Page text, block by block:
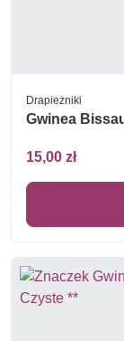
Drapieżniki
Gwinea
15,00 zł